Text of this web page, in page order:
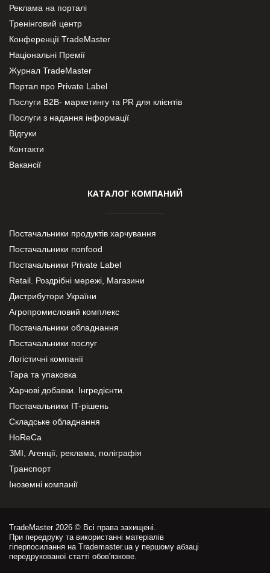
Реклама на порталі
Тренінговий центр
Конференції TradeMaster
Національні Премії
Журнал TradeMaster
Портал про Private Label
Послуги В2В- маркетингу та PR для клієнтів
Послуги з надання інформації
Відгуки
Контакти
Вакансії
КАТАЛОГ КОМПАНИЙ
Постачальники продуктів харчування
Постачальники nonfood
Постачальники Private Label
Retail. Роздрібні мережі, Магазини
Дистрибутори України
Агропромисловий комплекс
Постачальники обладнання
Постачальники послуг
Логістичні компанії
Тара та упаковка
Харчові добавки. Інгредієнти.
Постачальники IT-рішень
Складське обладнання
HoReCa
ЗМІ, Агенції, реклама, поліграфія
Транспорт
Іноземні компанії
TradeMaster 2026 © Всі права захищені.
При передруку та використанні матеріалів
гіперпосилання на Trademaster.ua у першому абзаці
передрукованої статті обов'язкове.